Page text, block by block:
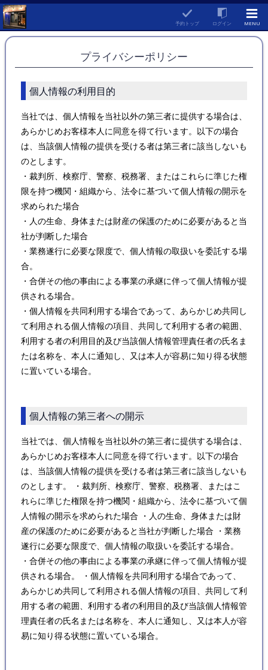
予約トップ ログイン MENU
プライバシーポリシー
個人情報の利用目的
当社では、個人情報を当社以外の第三者に提供する場合は、
あらかじめお客様本人に同意を得て行います。以下の場合
は、当該個人情報の提供を受ける者は第三者に該当しないも
のとします。
・裁判所、検察庁、警察、税務署、またはこれらに準じた権
限を持つ機関・組織から、法令に基づいて個人情報の開示を
求められた場合
・人の生命、身体または財産の保護のために必要があると当
社が判断した場合
・業務遂行に必要な限度で、個人情報の取扱いを委託する場
合。
・合併その他の事由による事業の承継に伴って個人情報が提
供される場合。
・個人情報を共同利用する場合であって、あらかじめ共同し
て利用される個人情報の項目、共同して利用する者の範囲、
利用する者の利用目的及び当該個人情報管理責任者の氏名ま
たは名称を、本人に通知し、又は本人が容易に知り得る状態
に置いている場合。
個人情報の第三者への開示
当社では、個人情報を当社以外の第三者に提供する場合は、
あらかじめお客様本人に同意を得て行います。以下の場合
は、当該個人情報の提供を受ける者は第三者に該当しないも
のとします。 ・裁判所、検察庁、警察、税務署、またはこ
れらに準じた権限を持つ機関・組織から、法令に基づいて個
人情報の開示を求められた場合 ・人の生命、身体または財
産の保護のために必要があると当社が判断した場合 ・業務
遂行に必要な限度で、個人情報の取扱いを委託する場合。
・合併その他の事由による事業の承継に伴って個人情報が提
供される場合。 ・個人情報を共同利用する場合であって、
あらかじめ共同して利用される個人情報の項目、共同して利
用する者の範囲、利用する者の利用目的及び当該個人情報管
理責任者の氏名または名称を、本人に通知し、又は本人が容
易に知り得る状態に置いている場合。